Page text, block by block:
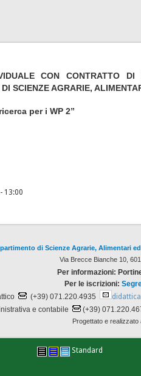
CON CONTRATTO
SCIENZE AGRARIE,
per i WP 2”
13:00
di Scienze Agrarie, Alimentari
Via Brecce Bianche 10,
Per informazioni:
Per le iscrizioni:
(+39) 071.220.4935
e contabile
(+39)
Progettato e realizzato
Standard